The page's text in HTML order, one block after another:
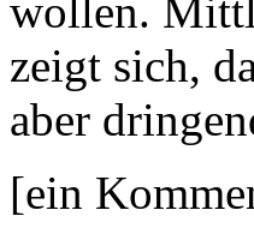
wollen.
zeigt sich,
aber
[ein